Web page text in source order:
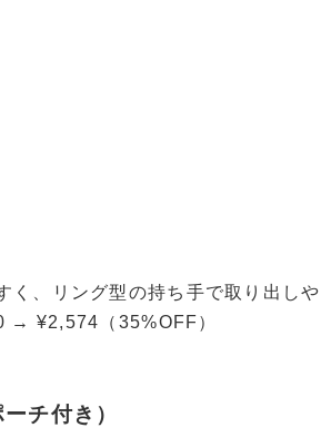
く、リング型の持ち手で取り出し
→ ¥2,574（35%OFF）
チ付き）